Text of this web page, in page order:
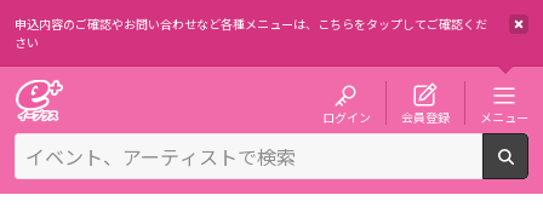
申込内容のご確認やお問い合わせなど各種メニューは、 こちらをタップしてご確認くだ
さい
ログイン 会員登録 メニュー